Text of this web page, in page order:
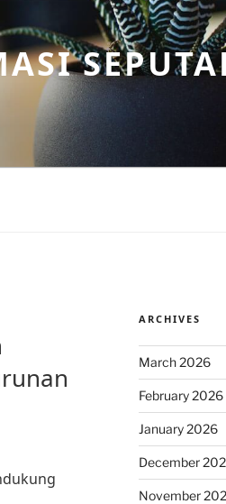
ARCHIVES
March 2026
February 2026
January 2026
December
November